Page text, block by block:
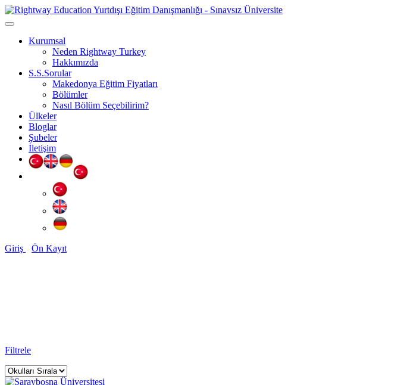
Kurumsal
Neden Rightway Turkey
Hakkımızda
S.S.Sorular
Makedonya Eğitim Fiyatları
Bölümler
Nasıl Bölüm Seçebilirim?
Ülkeler
Bloglar
Şubeler
İletişim
Giriş Ön Kayıt
Filtrele